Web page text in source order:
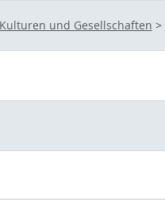
und Gesellschaften >